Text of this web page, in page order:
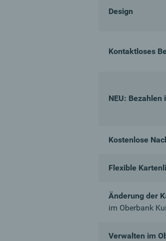
Design
Kontaktloses
NEU: Bezahlen
Kostenlose
Flexible
Änderung der
im Oberbank
Verwalten im